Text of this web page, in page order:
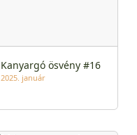
Kanyargó ösvény #16
2025. január